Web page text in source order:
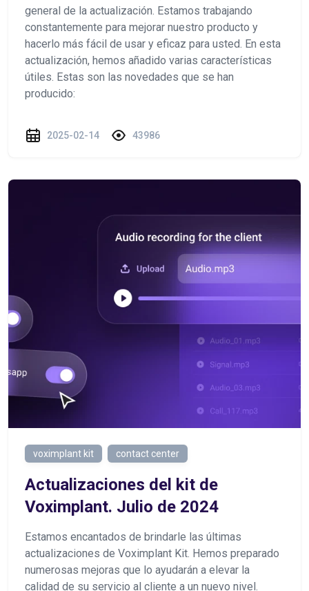
general de la actualización. Estamos trabajando
constantemente para mejorar nuestro producto y
hacerlo más fácil de usar y eficaz para usted. En esta
actualización, hemos añadido varias características
útiles. Estas son las novedades que se han
producido:
2025-02-14 43986
voximplant kit contact center
Actualizaciones del kit de
Voximplant. Julio de 2024
Estamos encantados de brindarle las últimas
actualizaciones de Voximplant Kit. Hemos preparado
numerosas mejoras que lo ayudarán a elevar la
calidad de su servicio al cliente a un nuevo nivel.